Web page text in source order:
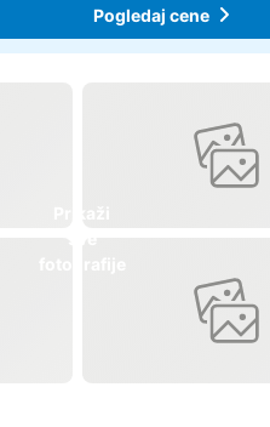
Pogledaj cene